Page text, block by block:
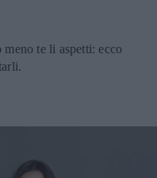
meno te li aspetti: ecco